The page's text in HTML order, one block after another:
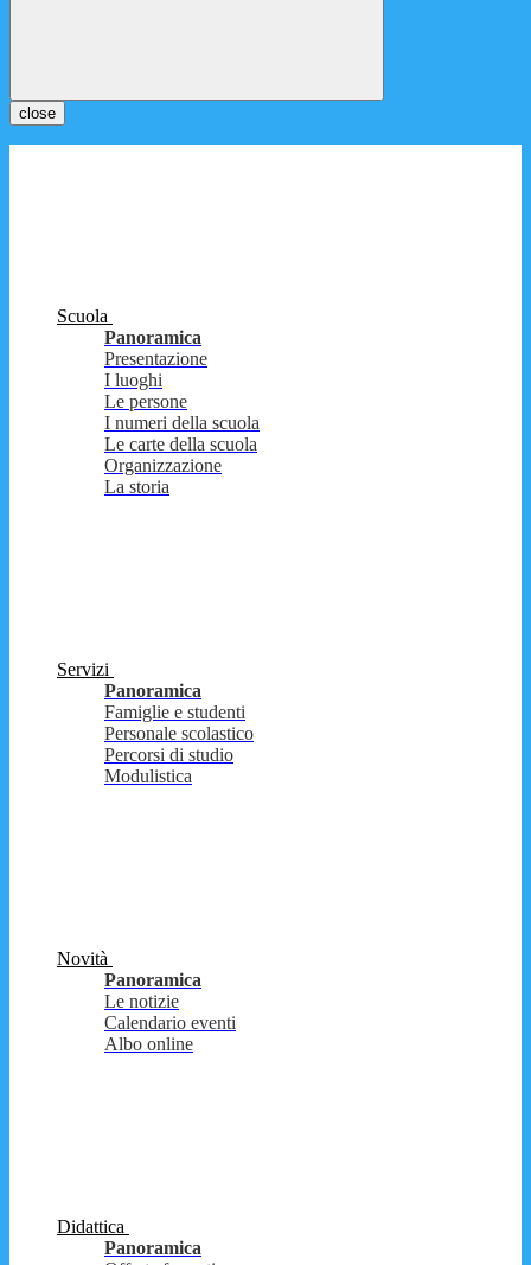
close
Scuola
Panoramica
Presentazione
I luoghi
Le persone
I numeri della scuola
Le carte della scuola
Organizzazione
La storia
Servizi
Panoramica
Famiglie e studenti
Personale scolastico
Percorsi di studio
Modulistica
Novità
Panoramica
Le notizie
Calendario eventi
Albo online
Didattica
Panoramica